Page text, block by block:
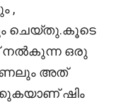
,
ചെയ്തു.കൂടെ
നൽകുന്ന ഒരു
അത്
ഷിം